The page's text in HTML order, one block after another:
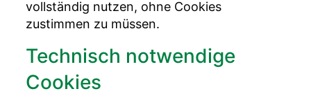
vollständig nutzen, ohne Cookies
zustimmen zu müssen.
Technisch notwendige
Cookies